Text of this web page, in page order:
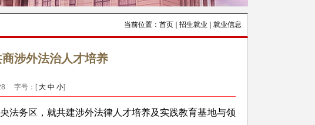
当前位置： 首页 招生就业 就业信息
涉外法治人才培养
字号：[大 中 小]
法务 区，就共建涉外法律人才培养及实践教育基地与领